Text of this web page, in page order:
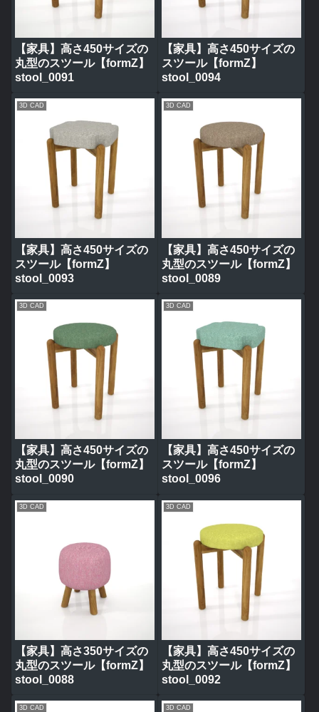
【家具】高さ450サイズの
丸型のスツール【formZ】
stool_0091
【家具】高さ450サイズの
スツール【formZ】
stool_0094
3D CAD
【家具】高さ450サイズの
スツール【formZ】
stool_0093
3D CAD
【家具】高さ450サイズの
丸型のスツール【formZ】
stool_0089
3D CAD
【家具】高さ450サイズの
丸型のスツール【formZ】
stool_0090
3D CAD
【家具】高さ450サイズの
スツール【formZ】
stool_0096
3D CAD
【家具】高さ350サイズの
丸型のスツール【formZ】
stool_0088
3D CAD
【家具】高さ450サイズの
丸型のスツール【formZ】
stool_0092
3D CAD 3D CAD